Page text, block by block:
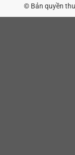
© Bản quyền